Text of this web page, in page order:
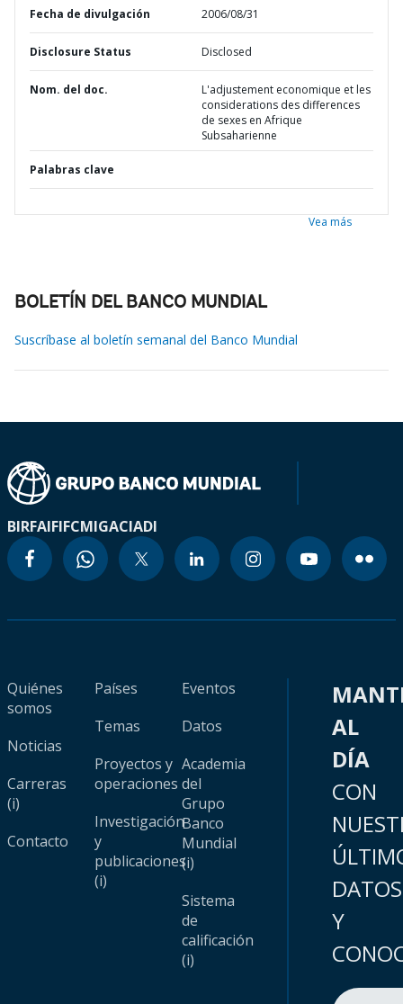
Fecha de divulgación 2006/08/31
Disclosure Status Disclosed
Nom. del doc.
L'adjustement economique et les
considerations des differences
de sexes en Afrique
Subsaharienne
Palabras clave
Vea más
BOLETÍN DEL BANCO MUNDIAL
Suscríbase al boletín semanal del Banco Mundial
BIRFAIFIFCMIGACIADI
Quiénes
somos
Noticias
Carreras
(i)
Contacto
Países
Temas
Proyectos y
operaciones
Investigación
y
publicaciones
(i)
Eventos
Datos
Academia
del
Grupo
Banco
Mundial
(i)
Sistema
de
calificación
(i)
AL
DÍA
CON
DATOS
Y